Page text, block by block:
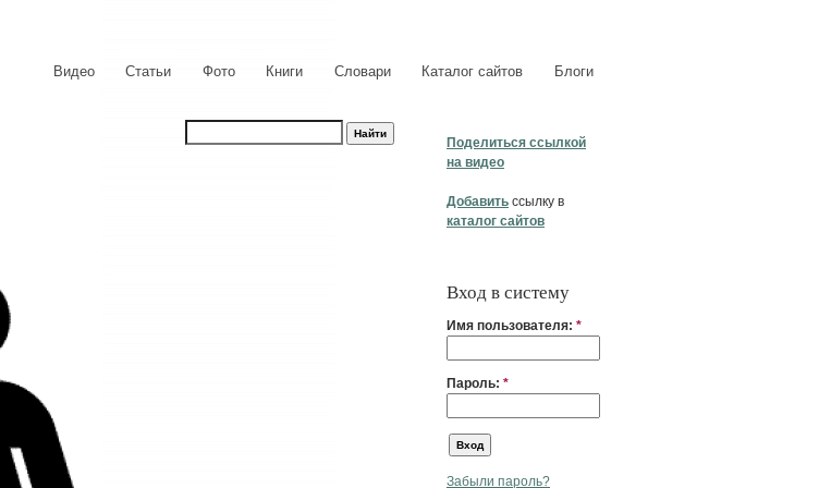
Видео Статьи Фото Книги Словари Каталог сайтов Блоги
Поделиться ссылкой
на видео
Добавить ссылку в
каталог сайтов
Вход в систему
Имя пользователя: *
Пароль: *
Забыли пароль?